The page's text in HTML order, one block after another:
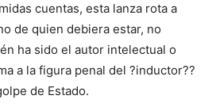
cuentas, esta lanza rota a
de quien de­biera estar, no
ha sido el autor intelectual o
a la figura pe­nal del ?inductor??
de Estado.